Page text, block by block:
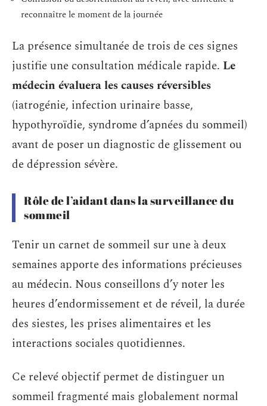
reconnaître le moment de la journée
La présence simultanée de trois de ces signes
justifie une consultation médicale rapide. Le
médecin évaluera les causes réversibles
(iatrogénie, infection urinaire basse,
hypothyroïdie, syndrome d’apnées du sommeil)
avant de poser un diagnostic de glissement ou
de dépression sévère.
Rôle de l’aidant dans la surveillance du
sommeil
Tenir un carnet de sommeil sur une à deux
semaines apporte des informations précieuses
au médecin. Nous conseillons d’y noter les
heures d’endormissement et de réveil, la durée
des siestes, les prises alimentaires et les
interactions sociales quotidiennes.
Ce relevé objectif permet de distinguer un
sommeil fragmenté mais globalement normal